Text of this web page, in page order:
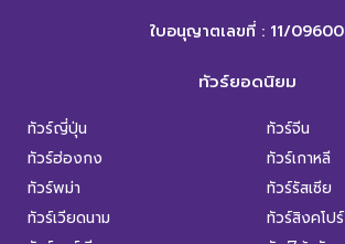
ใบอนุญาตเลขที่ : 11/09600
ทัวร์ยอดนิยม
ทัวร์ญี่ปุ่น
ทัวร์ฮ่องกง
ทัวร์พม่า
ทัวร์เวียดนาม
ทัวร์จีน
ทัวร์เกาหลี
ทัวร์รัสเซีย
ทัวร์สิงคโปร์